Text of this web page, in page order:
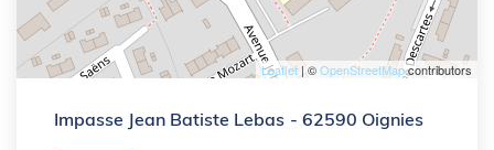
Leaflet | ©OpenStreetMapcontributors
Impasse Jean Batiste Lebas - 62590 Oignies